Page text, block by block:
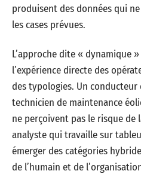
produisent des données qui
les cases prévues.
L’approche dite « dynamique
l’expérience directe des
des typologies. Un
technicien de maintenance
ne perçoivent pas le risque de
analyste qui travaille sur
émerger des catégories
de l’humain et de